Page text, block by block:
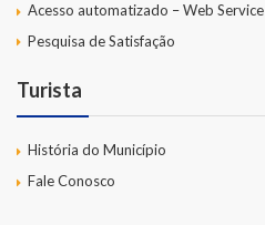
Acesso automatizado – Web Service
Pesquisa de Satisfação
Turista
História do Município
Fale Conosco